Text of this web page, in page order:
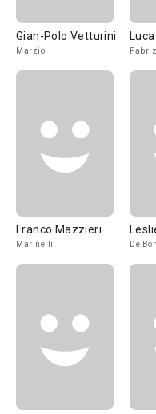
Gian-Polo Vetturini
Marzio
Franco Mazzieri
Marinelli De